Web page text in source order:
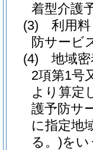
着型介護
(3)
利用
防サービ
(4)
地域
2項第1号
より算定
護予防サ
に指定地
る。)をい